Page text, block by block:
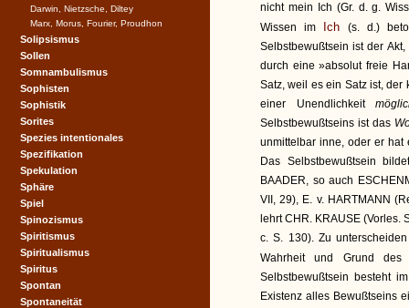
nicht mein Ich (Gr. d. g.
Wissen im
Ich (s. d.)
Selbstbewußtsein ist der
durch eine »absolut freie
Satz, weil es ein Satz ist, der
einer Unendlichkeit
Selbstbewußtseins ist das
unmittelbar inne, oder er
Das Selbstbewußtsein
BAADER, so auch
VII, 29), E. v. HARTMANN
lehrt CHR. KRAUSE (Vorles.
c. S. 130). Zu
Wahrheit und Grund des
Selbstbewußtsein besteht
Existenz alles Bewußtseins
Darwin, Nietzsche, Diltey
Marx, Morus, Fourier, Proudhon
Solipsismus
Sollen
Somnambulismus
Sophisten
Sophistik
Sorites
Spezies intentionales
Spezifikation
Spekulation
Sphäre
Spiel
Spinozismus
Spiritismus
Spiritualismus
Spiritus
Spontan
Spontaneität